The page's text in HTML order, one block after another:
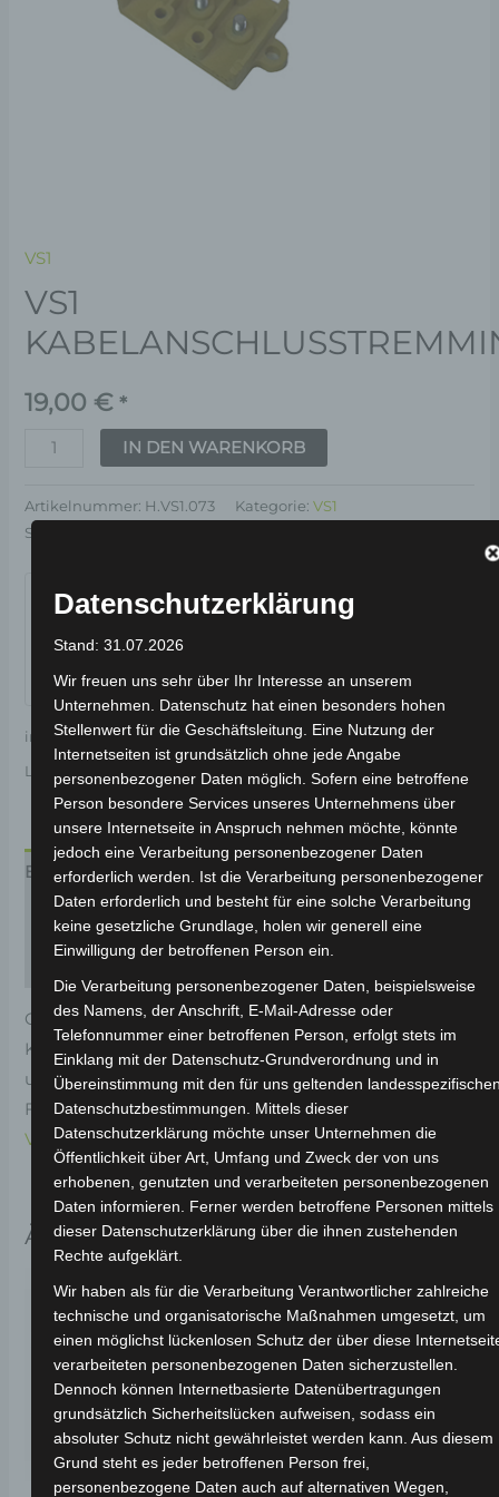
VS1
VS1
19,00 € *
IN DEN WARENKORB
Artikelnummer: H.VS1.073 Kategorie:VS1
Schlagwort:
inkl. 19 % MwSt. Kostenloser Versand
Lieferzeit:
Versandfertig innerhalb 24 Stunden*
Beschreibung
Produktsicherheit
Rezensionen (0)
Original-Ersatzteil für den Elektro-Scooter VS1.
Kabelanschlusstremminal für optimale Funktionalität
und Haltbarkeit. Weitere Informationen zum
Fahrzeug findest du hier:Volta Motor Elektro-Scooter
VS1
.
Ähnliche Produkte
Datenschutzerklärung
Stand: 31.07.2026
Wir freuen uns sehr über Ihr Interesse an unserem
Unternehmen. Datenschutz hat einen besonders hohen
Stellenwert für die Geschäftsleitung. Eine Nutzung der
Internetseiten ist grundsätzlich ohne jede Angabe
personenbezogener Daten möglich. Sofern eine betroffene
Person besondere Services unseres Unternehmens über
unsere Internetseite in Anspruch nehmen möchte, könnte
jedoch eine Verarbeitung personenbezogener Daten
erforderlich werden. Ist die Verarbeitung personenbezogener
Daten erforderlich und besteht für eine solche Verarbeitung
keine gesetzliche Grundlage, holen wir generell eine
Einwilligung der betroffenen Person ein.
Die Verarbeitung personenbezogener Daten, beispielsweise
des Namens, der Anschrift, E-Mail-Adresse oder
Telefonnummer einer betroffenen Person, erfolgt stets im
Einklang mit der Datenschutz-Grundverordnung und in
Übereinstimmung mit den für uns geltenden
Datenschutzbestimmungen. Mittels dieser
Datenschutzerklärung möchte unser Unternehmen die
Öffentlichkeit über Art, Umfang und Zweck der von uns
erhobenen, genutzten und verarbeiteten personenbezogenen
Daten informieren. Ferner werden betroffene Personen mittels
dieser Datenschutzerklärung über die ihnen zustehenden
Rechte aufgeklärt.
Wir haben als für die Verarbeitung Verantwortlicher zahlreiche
technische und organisatorische Maßnahmen umgesetzt, um
einen möglichst lückenlosen Schutz der über diese
verarbeiteten personenbezogenen Daten sicherzustellen.
Dennoch können Internetbasierte Datenübertragungen
grundsätzlich Sicherheitslücken aufweisen, sodass ein
absoluter Schutz nicht gewährleistet werden kann. Aus diesem
Grund steht es jeder betroffenen Person frei,
personenbezogene Daten auch auf alternativen Wegen,